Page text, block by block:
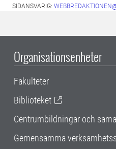
SIDANSVARIG:
Organisationsenheter
Fakulteter
Biblioteket
Centrumbildningar och
Gemensamma